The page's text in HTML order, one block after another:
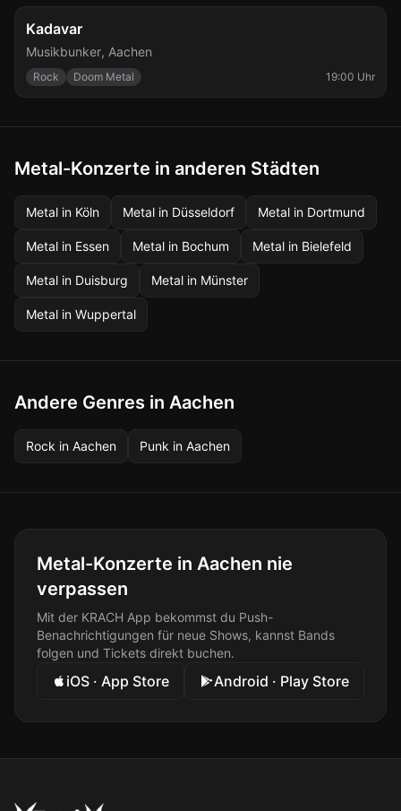
So., 6. Dez.
Kadavar
Musikbunker, Aachen
Rock Doom Metal 19:00 Uhr
Metal-Konzerte in anderen Städten
Metal in Köln Metal in Düsseldorf Metal in Dortmund
Metal in Essen Metal in Bochum Metal in Bielefeld
Metal in Duisburg Metal in Münster
Metal in Wuppertal
Andere Genres in Aachen
Rock in Aachen Punk in Aachen
Metal-Konzerte in Aachen nie
verpassen
Mit der KRACH App bekommst du Push-
Benachrichtigungen für neue Shows, kannst Bands
folgen und Tickets direkt buchen.
iOS · App Store Android · Play Store